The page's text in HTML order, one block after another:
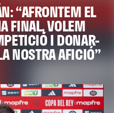
“AFRONTEM EL
FINAL, VOLEM
I DONAR-
NOSTRA AFICIÓ”